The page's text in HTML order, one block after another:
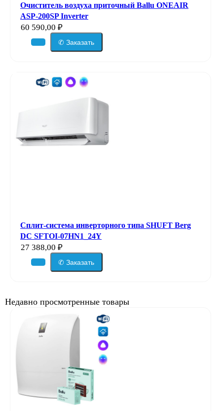
Очиститель воздуха приточный Ballu ONEAIR
ASP-200SP Inverter
60 590,00 ₽
✆ Заказать
Сплит-система инверторного типа SHUFT Berg
DC SFTOI-07HN1_24Y
27 388,00 ₽
✆ Заказать
Недавно просмотренные товары